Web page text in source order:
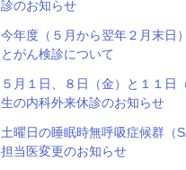
診のお知らせ
今年度（５月から翌年２月末日
とがん検診について
５月１日、８日（金）と１１日
生の内科外来休診のお知らせ
土曜日の睡眠時無呼吸症候群（
担当医変更のお知らせ